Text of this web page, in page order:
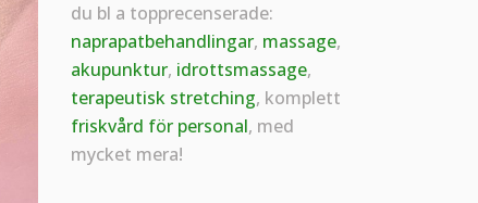
du bl a topprecenserade:
naprapatbehandlingar, massage,
akupunktur, idrottsmassage,
terapeutisk stretching, komplett
friskvård för personal, med
mycket mera!